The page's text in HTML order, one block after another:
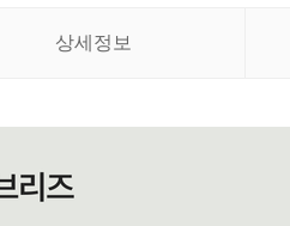
상세정보